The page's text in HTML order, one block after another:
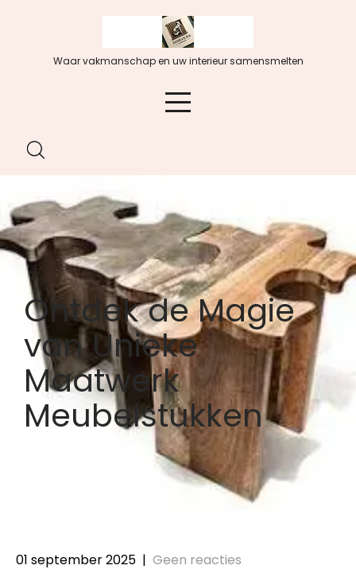
Waar vakmanschap en uw interieur samensmelten
Ontdek de Magie
van Unieke
Maatwerk
Meubelstukken
01 september 2025 | Geen reacties